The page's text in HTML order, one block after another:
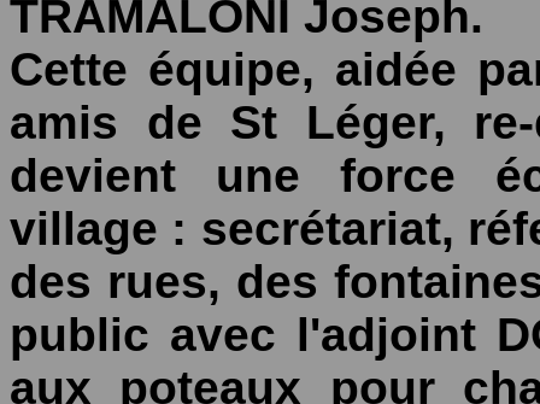
TRAMALONI Joseph.
Cette équipe, aidée
amis de St Léger,
devient une force
village : secrétariat,
des rues, des
public avec l'adjoint
aux poteaux pour